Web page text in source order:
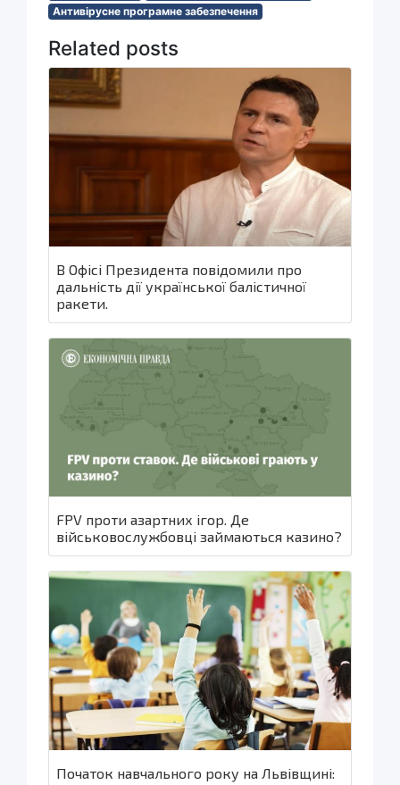
Антивірусне програмне забезпечення
Related posts
В Офісі Президента повідомили про
дальність дії української балістичної
ракети.
FPV проти азартних ігор. Де
військовослужбовці займаються казино?
Початок навчального року на Львівщині: